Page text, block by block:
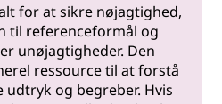
for at sikre nøjagtighed,
til referenceformål og
unøjagtigheder. Den
ressource til at forstå
og begreber. Hvis